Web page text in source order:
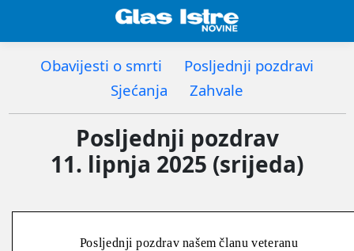
Obavijesti o smrti
Posljednji pozdravi
Sjećanja
Zahvale
Posljednji pozdrav
11. lipnja 2025 (srijeda)
Posljednji pozdrav našem članu veteranu